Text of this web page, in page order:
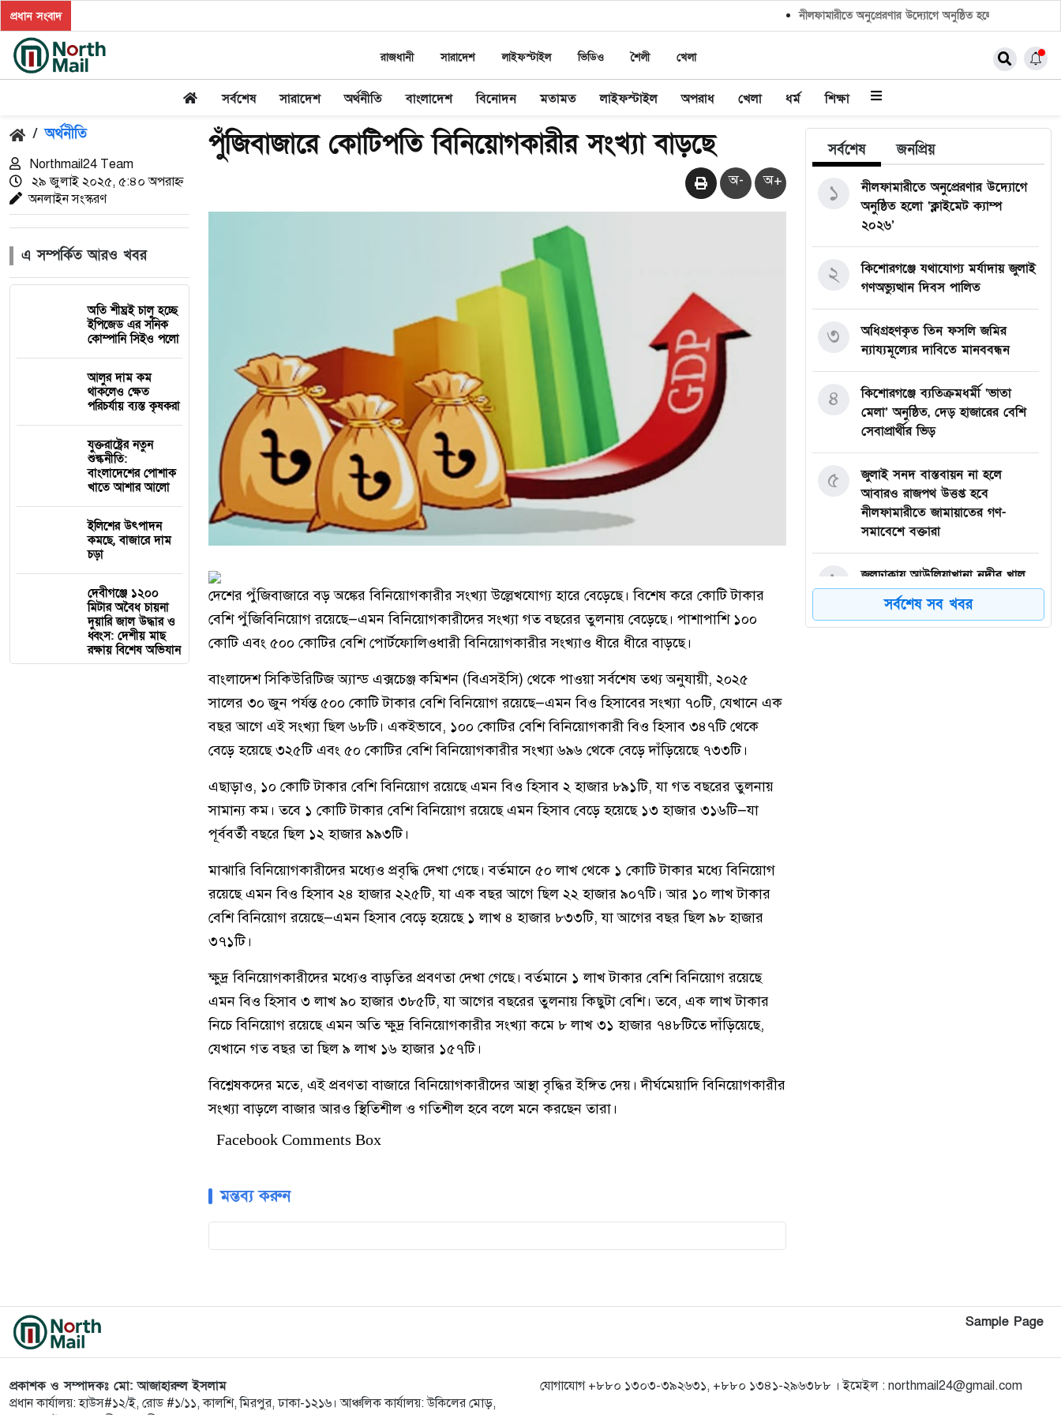
প্রধান সংবাদ নীলফামারীতে অনুপ্রেরণার উদ্যোগে অনুষ্ঠিত হলো ‘ক্লাইমেট ক্যাম্প
রাজধানী সারাদেশ লাইফস্টাইল ভিডিও শৈলী খেলা
সর্বশেষ সারাদেশ অর্থনীতি বাংলাদেশ বিনোদন মতামত লাইফস্টাইল অপরাধ খেলা ধর্ম শিক্ষা
/ অর্থনীতি
Northmail24 Team
২৯ জুলাই ২০২৫, ৫:৪০ অপরাহ্ন
অনলাইন সংস্করণ
এ সম্পর্কিত আরও খবর
অতি শীঘ্রই চালু হচ্ছে
ইপিজেড এর সনিক
কোম্পানি সিইও পলো
আলুর দাম কম
থাকলেও ক্ষেত
পরিচর্যায় ব্যস্ত কৃষকরা
যুক্তরাষ্ট্রের নতুন
শুল্কনীতি:
বাংলাদেশের পোশাক
খাতে আশার আলো
ইলিশের উৎপাদন
কমছে, বাজারে দাম
চড়া
দেবীগঞ্জে ১২০০
মিটার অবৈধ চায়না
দুয়ারি জাল উদ্ধার ও
ধ্বংস: দেশীয় মাছ
রক্ষায় বিশেষ অভিযান
পুঁজিবাজারে কোটিপতি বিনিয়োগকারীর সংখ্যা বাড়ছে
অ- অ+
দেশের পুঁজিবাজারে বড় অঙ্কের বিনিয়োগকারীর সংখ্যা উল্লেখযোগ্য হারে বেড়েছে। বিশেষ করে কোটি টাকার
বেশি পুঁজিবিনিয়োগ রয়েছে—এমন বিনিয়োগকারীদের সংখ্যা গত বছরের তুলনায় বেড়েছে। পাশাপাশি ১০০
কোটি এবং ৫০০ কোটির বেশি পোর্টফোলিওধারী বিনিয়োগকারীর সংখ্যাও ধীরে ধীরে বাড়ছে।
বাংলাদেশ সিকিউরিটিজ অ্যান্ড এক্সচেঞ্জ কমিশন (বিএসইসি) থেকে পাওয়া সর্বশেষ তথ্য অনুযায়ী, ২০২৫
সালের ৩০ জুন পর্যন্ত ৫০০ কোটি টাকার বেশি বিনিয়োগ রয়েছে—এমন বিও হিসাবের সংখ্যা ৭০টি, যেখানে এক
বছর আগে এই সংখ্যা ছিল ৬৮টি। একইভাবে, ১০০ কোটির বেশি বিনিয়োগকারী বিও হিসাব ৩৪৭টি থেকে
বেড়ে হয়েছে ৩২৫টি এবং ৫০ কোটির বেশি বিনিয়োগকারীর সংখ্যা ৬৯৬ থেকে বেড়ে দাঁড়িয়েছে ৭৩৩টি।
এছাড়াও, ১০ কোটি টাকার বেশি বিনিয়োগ রয়েছে এমন বিও হিসাব ২ হাজার ৮৯১টি, যা গত বছরের তুলনায়
সামান্য কম। তবে ১ কোটি টাকার বেশি বিনিয়োগ রয়েছে এমন হিসাব বেড়ে হয়েছে ১৩ হাজার ৩১৬টি—যা
পূর্ববর্তী বছরে ছিল ১২ হাজার ৯৯৩টি।
মাঝারি বিনিয়োগকারীদের মধ্যেও প্রবৃদ্ধি দেখা গেছে। বর্তমানে ৫০ লাখ থেকে ১ কোটি টাকার মধ্যে বিনিয়োগ
রয়েছে এমন বিও হিসাব ২৪ হাজার ২২৫টি, যা এক বছর আগে ছিল ২২ হাজার ৯০৭টি। আর ১০ লাখ টাকার
বেশি বিনিয়োগ রয়েছে—এমন হিসাব বেড়ে হয়েছে ১ লাখ ৪ হাজার ৮৩৩টি, যা আগের বছর ছিল ৯৮ হাজার
৩৭১টি।
ক্ষুদ্র বিনিয়োগকারীদের মধ্যেও বাড়তির প্রবণতা দেখা গেছে। বর্তমানে ১ লাখ টাকার বেশি বিনিয়োগ রয়েছে
এমন বিও হিসাব ৩ লাখ ৯০ হাজার ৩৮৫টি, যা আগের বছরের তুলনায় কিছুটা বেশি। তবে, এক লাখ টাকার
নিচে বিনিয়োগ রয়েছে এমন অতি ক্ষুদ্র বিনিয়োগকারীর সংখ্যা কমে ৮ লাখ ৩১ হাজার ৭৪৮টিতে দাঁড়িয়েছে,
যেখানে গত বছর তা ছিল ৯ লাখ ১৬ হাজার ১৫৭টি।
বিশ্লেষকদের মতে, এই প্রবণতা বাজারে বিনিয়োগকারীদের আস্থা বৃদ্ধির ইঙ্গিত দেয়। দীর্ঘমেয়াদি বিনিয়োগকারীর
সংখ্যা বাড়লে বাজার আরও স্থিতিশীল ও গতিশীল হবে বলে মনে করছেন তারা।
Facebook Comments Box
মন্তব্য করুন
সর্বশেষ জনপ্রিয়
নীলফামারীতে অনুপ্রেরণার উদ্যোগে
অনুষ্ঠিত হলো ‘ক্লাইমেট ক্যাম্প
২০২৬’
১
কিশোরগঞ্জে যথাযোগ্য মর্যাদায় জুলাই
গণঅভ্যুত্থান দিবস পালিত
২
অধিগ্রহণকৃত তিন ফসলি জমির
ন্যায্যমূল্যের দাবিতে মানববন্ধন
৩
কিশোরগঞ্জে ব্যতিক্রমধর্মী ‘ভাতা
মেলা’ অনুষ্ঠিত, দেড় হাজারের বেশি
সেবাপ্রার্থীর ভিড়
৪
জুলাই সনদ বাস্তবায়ন না হলে
আবারও রাজপথ উত্তপ্ত হবে
নীলফামারীতে জামায়াতের গণ-
সমাবেশে বক্তারা
৫
জলঢাকায় আউলিয়াখানা নদীর খাল
খননের দাবিতে মানববন্ধন
৬
প্রাথমিক শিক্ষায় স্কুল ফিডিং: পুষ্টি,
উপস্থিতি ও মেধার বিকাশ
১৫
১৬
সর্বশেষ সব খবর
Sample Page
প্রকাশক ও সম্পাদকঃ মো: আজাহারুল ইসলাম
প্রধান কার্যালয়: হাউস#১২/ই, রোড #১/১১, কালশি, মিরপুর, ঢাকা-১২১৬। আঞ্চলিক কার্যালয়: উকিলের মোড়,
যোগাযোগ +৮৮০ ১৩০৩-৩৯২৬৩১, +৮৮০ ১৩৪১-২৯৬৩৮৮ । ইমেইল : northmail24@gmail.com